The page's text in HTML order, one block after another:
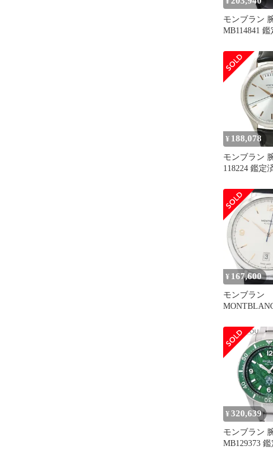
モンブラン
MB114841 鑑
¥ 188,078
モンブラン
118224 鑑定
¥ 167,600
モンブラン
デイト 自動
_934300
¥ 320,639
モンブラン
MB129373